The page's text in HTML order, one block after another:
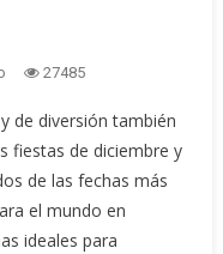
27485
de diversión también
fiestas de diciembre y
de las fechas más
el mundo en
ideales para